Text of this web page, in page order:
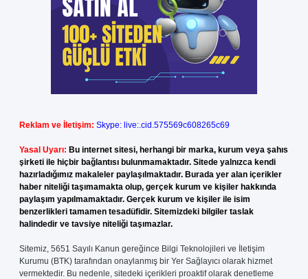
Reklam ve İletişim: Skype: live:.cid.575569c608265c69
Yasal Uyarı: Bu internet sitesi, herhangi bir marka, kurum veya şahıs
şirketi ile hiçbir bağlantısı bulunmamaktadır. Sitede yalnızca kendi
hazırladığımız makaleler paylaşılmaktadır. Burada yer alan içerikler
haber niteliği taşımamakta olup, gerçek kurum ve kişiler hakkında
paylaşım yapılmamaktadır. Gerçek kurum ve kişiler ile isim
benzerlikleri tamamen tesadüfidir. Sitemizdeki bilgiler taslak
halindedir ve tavsiye niteliği taşımazlar.
Sitemiz, 5651 Sayılı Kanun gereğince Bilgi Teknolojileri ve İletişim
Kurumu (BTK) tarafından onaylanmış bir Yer Sağlayıcı olarak hizmet
vermektedir. Bu nedenle, sitedeki içerikleri proaktif olarak denetleme